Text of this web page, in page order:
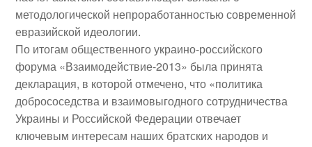
методологической непроработанностью современной
евразийской идеологии.
По итогам общественного украино-российского
форума «Взаимодействие-2013» была принята
декларация, в которой отмечено, что «политика
добрососедства и взаимовыгодного сотрудничества
Украины и Российской Федерации отвечает
ключевым интересам наших братских народов и